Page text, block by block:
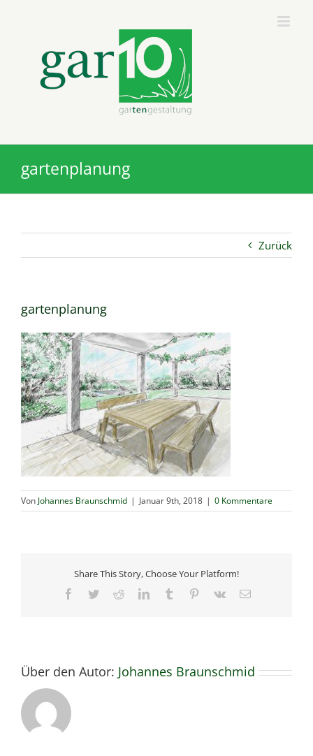
gartenplanung
Zurück
gartenplanung
Von Johannes Braunschmid | Januar 9th, 2018 | 0 Kommentare
Share This Story, Choose Your Platform!
Facebook
TwitterRedditLinkedInTumblr Pinterest
Vk
E-
Über den Autor: Johannes Braunschmid